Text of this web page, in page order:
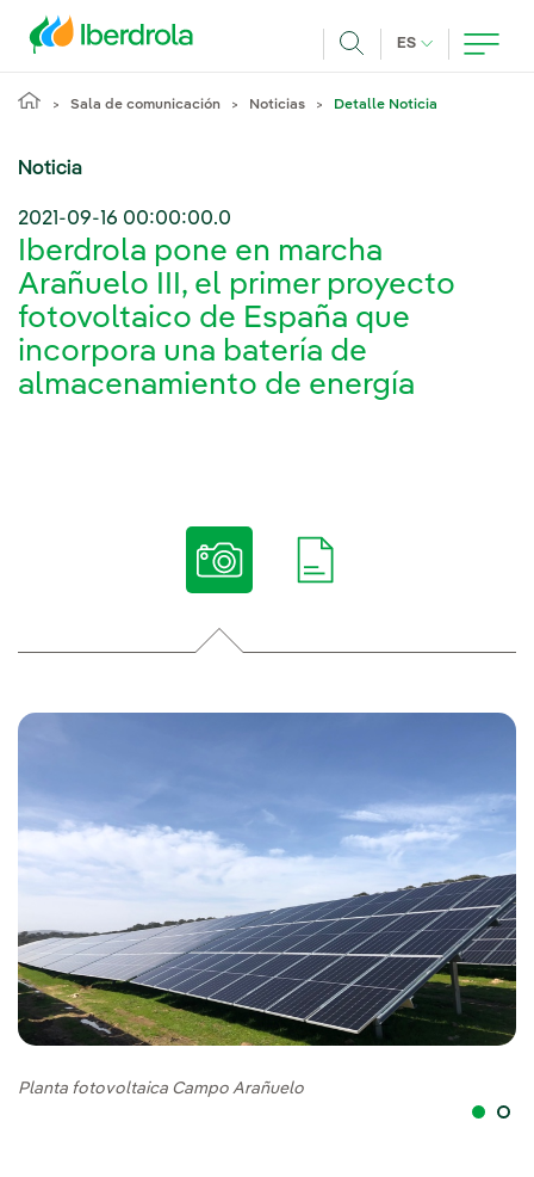
ES IDIOMA
Sala de comunicación Noticias Detalle Noticia
Noticia
2021-09-16 00:00:00.0
Iberdrola pone en marcha
Arañuelo III, el primer proyecto
fotovoltaico de España que
incorpora una batería de
almacenamiento de energía
Planta fotovoltaica Campo Arañuelo